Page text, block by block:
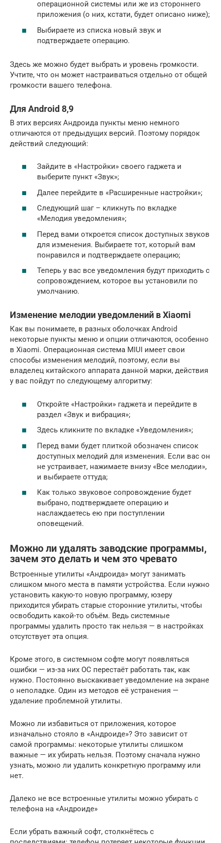
операционной системы или же из стороннего
приложения (о них, кстати, будет описано ниже);
Выбираете из списка новый звук и
подтверждаете операцию.
Здесь же можно будет выбрать и уровень громкости.
Учтите, что он может настраиваться отдельно от общей
громкости вашего телефона.
Для Android 8,9
В этих версиях Андроида пункты меню немного
отличаются от предыдущих версий. Поэтому порядок
действий следующий:
Зайдите в «Настройки» своего гаджета и
выберите пункт «Звук»;
Далее перейдите в «Расширенные настройки»;
Следующий шаг – кликнуть по вкладке
«Мелодия уведомления»;
Перед вами откроется список доступных звуков
для изменения. Выбираете тот, который вам
понравился и подтверждаете операцию;
Теперь у вас все уведомления будут приходить с
сопровождением, которое вы установили по
умолчанию.
Изменение мелодии уведомлений в Xiaomi
Как вы понимаете, в разных оболочках Android
некоторые пункты меню и опции отличаются, особенно
в Xiaomi. Операционная система MIUI имеет свои
способы изменения мелодий, поэтому, если вы
владелец китайского аппарата данной марки, действия
у вас пойдут по следующему алгоритму:
Откройте «Настройки» гаджета и перейдите в
раздел «Звук и вибрация»;
Здесь кликните по вкладке «Уведомления»;
Перед вами будет плиткой обозначен список
доступных мелодий для изменения. Если вас он
не устраивает, нажимаете внизу «Все мелодии»,
и выбираете оттуда;
Как только звуковое сопровождение будет
выбрано, подтверждаете операцию и
наслаждаетесь ею при поступлении
оповещений.
Можно ли удалять заводские программы,
зачем это делать и чем это чревато
Встроенные утилиты «Андроида» могут занимать
слишком много места в памяти устройства. Если нужно
установить какую-то новую программу, юзеру
приходится убирать старые сторонние утилиты, чтобы
освободить какой-то объём. Ведь системные
программы удалить просто так нельзя — в настройках
отсутствует эта опция.
Кроме этого, в системном софте могут появляться
ошибки — из-за них ОС перестаёт работать так, как
нужно. Постоянно выскакивает уведомление на экране
о неполадке. Один из методов её устранения —
удаление проблемной утилиты.
Можно ли избавиться от приложения, которое
изначально стояло в «Андроиде»? Это зависит от
самой программы: некоторые утилиты слишком
важные — их убирать нельзя. Поэтому сначала нужно
узнать, можно ли удалить конкретную программу или
нет.
Далеко не все встроенные утилиты можно убирать с
телефона на «Андроиде»
Если убрать важный софт, столкнётесь с